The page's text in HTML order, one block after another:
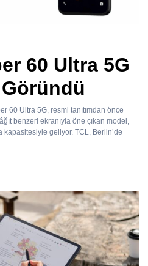
60 Ultra 5G
60 Ultra 5G, resmi tanıtımdan önce
benzeri ekranıyla öne çıkan model,
geliyor. TCL, Berlin’de